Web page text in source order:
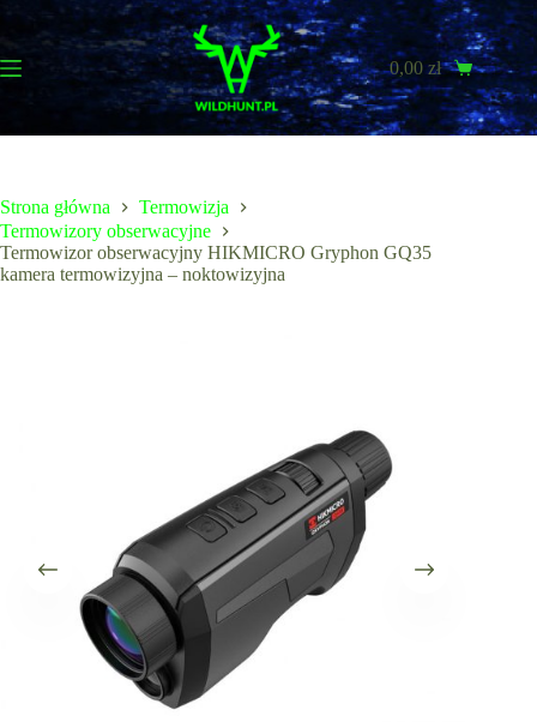
Koszyk
0,00zł
Strona główna
Termowizja
Termowizory obserwacyjne
Termowizor obserwacyjny HIKMICRO Gryphon GQ35
kamera termowizyjna – noktowizyjna